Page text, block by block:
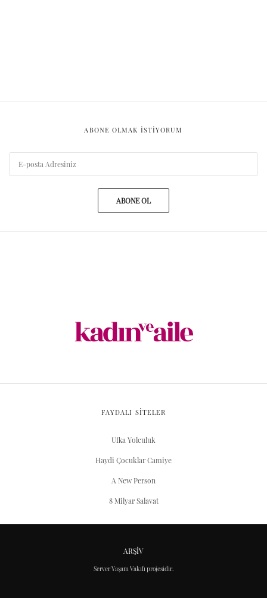
ABONE OLMAK ISTIYORUM
ABONE OL
FAYDALI SİTELER
Ufka Yolculuk
Haydi Çocuklar Camiye
A New Person
8 Milyar Salavat
ARŞIV
Server Yaşam Vakıfı projesidir.